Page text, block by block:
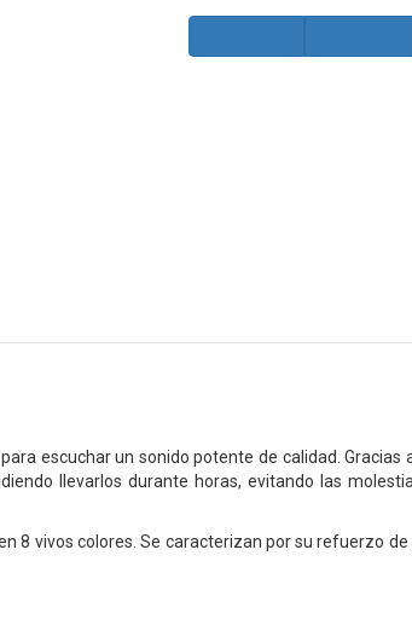
escuchar un sonido potente de calidad. Gracias
llevarlos durante horas, evitando las
8 vivos colores. Se caracterizan por su refuerzo de